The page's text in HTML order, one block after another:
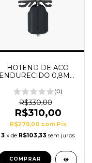
HOTEND DE ACO
ENDURECIDO 0,8MM
(0)
R$330,00
R$310,00
R$279,00 com Pix
3 x de R$103,33 sem juros